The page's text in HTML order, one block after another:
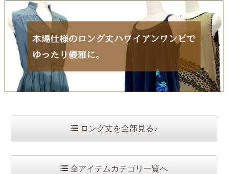
ロング丈を全部見る♪
全アイテムカテゴリ一覧へ